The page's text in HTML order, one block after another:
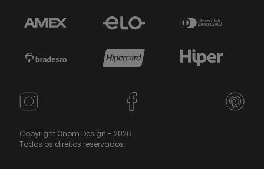
Copyright Onom Design - 2026.
Todos os direitos reservados.